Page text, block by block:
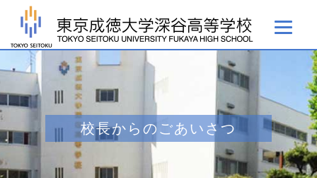
校長からのごあいさつ